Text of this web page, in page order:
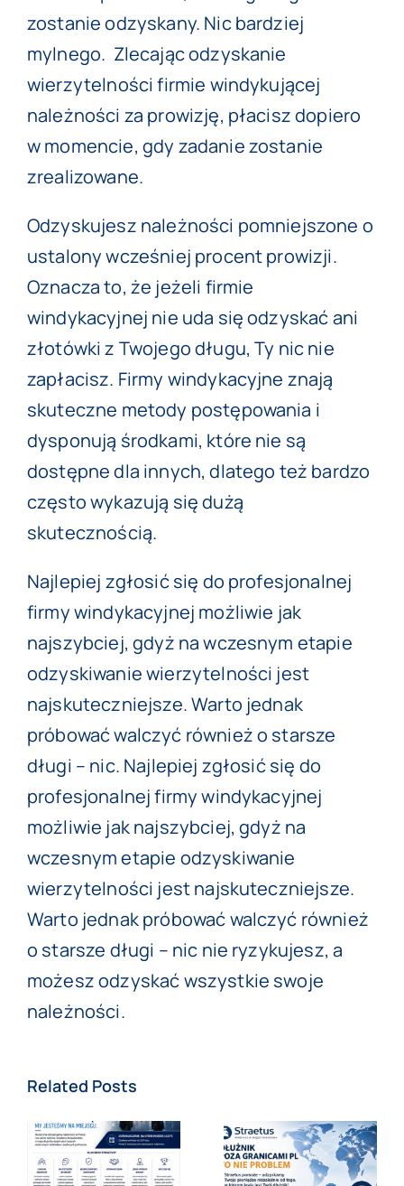
zostanie odzyskany. Nic bardziej
mylnego. Zlecając odzyskanie
wierzytelności firmie windykującej
należności za prowizję, płacisz dopiero
w momencie, gdy zadanie zostanie
zrealizowane.
Odzyskujesz należności pomniejszone o
ustalony wcześniej procent prowizji.
Oznacza to, że jeżeli firmie
windykacyjnej nie uda się odzyskać ani
złotówki z Twojego długu, Ty nic nie
zapłacisz. Firmy windykacyjne znają
skuteczne metody postępowania i
dysponują środkami, które nie są
dostępne dla innych, dlatego też bardzo
często wykazują się dużą
skutecznością.
Najlepiej zgłosić się do profesjonalnej
firmy windykacyjnej możliwie jak
najszybciej, gdyż na wczesnym etapie
odzyskiwanie wierzytelności jest
najskuteczniejsze. Warto jednak
próbować walczyć również o starsze
długi – nic. Najlepiej zgłosić się do
profesjonalnej firmy windykacyjnej
możliwie jak najszybciej, gdyż na
wczesnym etapie odzyskiwanie
wierzytelności jest najskuteczniejsze.
Warto jednak próbować walczyć również
o starsze długi – nic nie ryzykujesz, a
możesz odzyskać wszystkie swoje
należności.
Related Posts